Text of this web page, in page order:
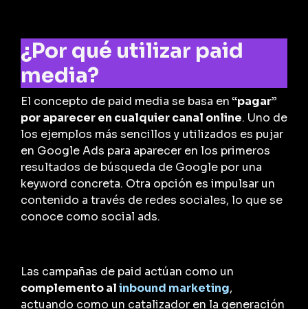
¿Por qué utilizar paid
media?
El concepto de paid media se basa en“pagar”
por aparecer en cualquier canal online. Uno de
los ejemplos más sencillos y utilizados es pujar
en Google Ads para aparecer en los primeros
resultados de búsqueda de Google por una
keyword concreta. Otra opción es impulsar un
contenido a través de redes sociales, lo que se
conoce como social ads.
Las campañas de paid actúan como un
complemento alinbound marketing,
actuando como un catalizador en la generación